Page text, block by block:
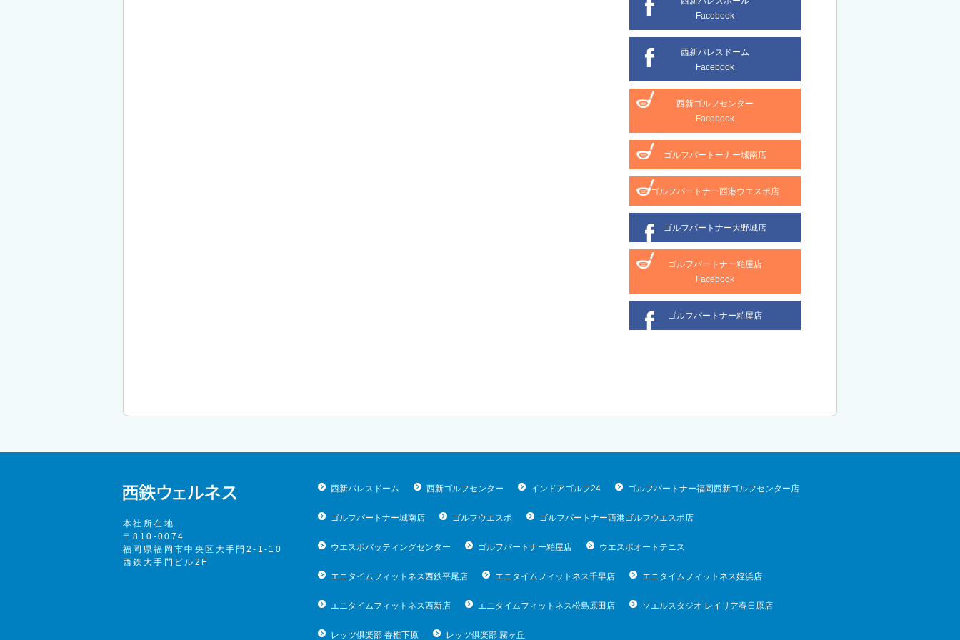
Facebook
西新パレスドーム
Facebook
西新ゴルフセンター
Facebook
ゴルフパートーナー城南店
ゴルフパートナー西港ウエスポ店
ゴルフパートナー大野城店
ゴルフパートナー粕屋店
Facebook
ゴルフパートナー粕屋店
本社所在地
〒810-0074
福岡県福岡市中央区大手門2-1-10
西鉄大手門ビル2F
西新パレスドーム 西新ゴルフセンター インドアゴルフ24 ゴルフパートナー福岡西新ゴルフセンター店
ゴルフパートナー城南店 ゴルフウエスポ ゴルフパートナー西港ゴルフウエスポ店
ウエスポバッティングセンター ゴルフパートナー粕屋店 ウエスポオートテニス
エニタイムフィットネス西鉄平尾店 エニタイムフィットネス千早店 エニタイムフィットネス姪浜店
エニタイムフィットネス西新店 エニタイムフィットネス松島原田店 ソエルスタジオ レイリア春日原店
レッツ倶楽部 香椎下原 レッツ倶楽部 霧ヶ丘